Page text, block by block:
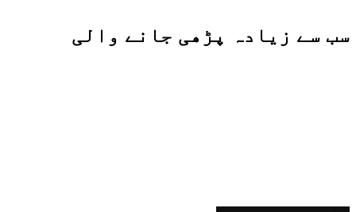
سب سے زیادہ پڑھی جانے والی